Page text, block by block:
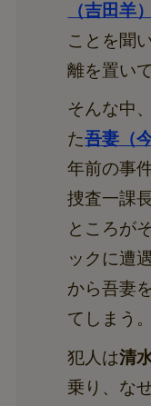
（吉田羊）
ことを聞
離を置い
そんな中
た吾妻（
年前の事
捜査一課
ところが
ックに遭
から吾妻
てしまう。
犯人は清
乗り、な